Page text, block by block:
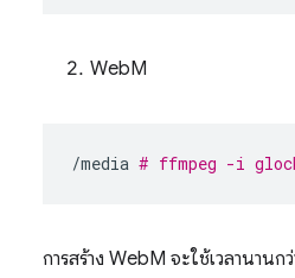
WebM
/media # ffmpeg -i
การสร้าง WebM จะใช้เวลานา